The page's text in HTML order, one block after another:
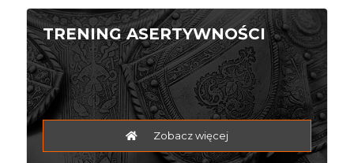
TRENING ASERTYWNOŚCI
Zobacz więcej